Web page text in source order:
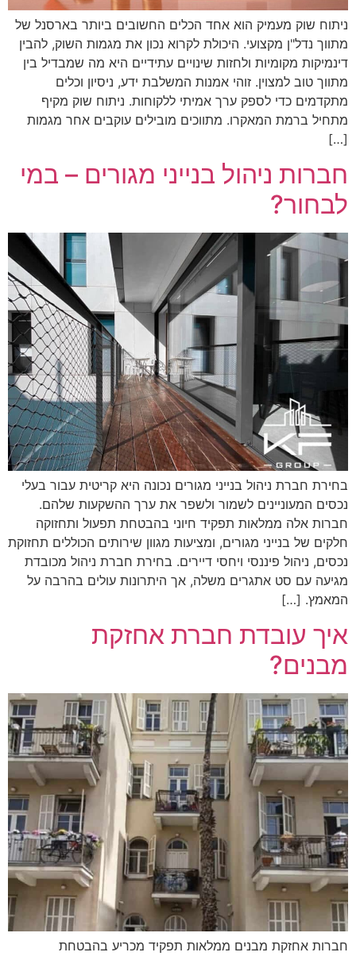
ניתוח שוק מעמיק הוא אחד הכלים החשובים ביותר בארסנל של
מתווך נדל"ן מקצועי. היכולת לקרוא נכון את מגמות השוק, להבין
דינמיקות מקומיות ולחזות שינויים עתידיים היא מה שמבדיל בין
מתווך טוב למצוין. זוהי אמנות המשלבת ידע, ניסיון וכלים
מתקדמים כדי לספק ערך אמיתי ללקוחות. ניתוח שוק מקיף
מתחיל ברמת המאקרו. מתווכים מובילים עוקבים אחר מגמות
[…]
חברות ניהול בנייני מגורים – במי
לבחור?
בחירת חברת ניהול בנייני מגורים נכונה היא קריטית עבור בעלי
נכסים המעוניינים לשמור ולשפר את ערך ההשקעות שלהם.
חברות אלה ממלאות תפקיד חיוני בהבטחת תפעול ותחזוקה
חלקים של בנייני מגורים, ומציעות מגוון שירותים הכוללים תחזוקת
נכסים, ניהול פיננסי ויחסי דיירים. בחירת חברת ניהול מכובדת
מגיעה עם סט אתגרים משלה, אך היתרונות עולים בהרבה על
המאמץ. […]
איך עובדת חברת אחזקת
מבנים?
חברות אחזקת מבנים ממלאות תפקיד מכריע בהבטחת